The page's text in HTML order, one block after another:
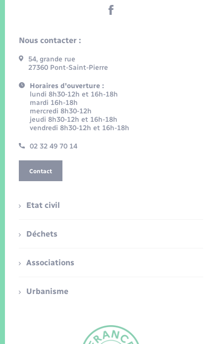
Nous contacter :
54, grande rue
27360 Pont-Saint-Pierre
Horaires d'ouverture :
lundi 8h30-12h et 16h-18h
mardi 16h-18h
mercredi 8h30-12h
jeudi 8h30-12h et 16h-18h
vendredi 8h30-12h et 16h-18h
02 32 49 70 14
Contact
Etat civil
Déchets
Associations
Urbanisme